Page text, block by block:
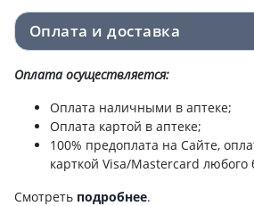
Оплата и доставка
Оплата осуществляется:
Оплата наличными в аптеке;
Оплата картой в аптеке;
100% предоплата на Сайте,
карткой Visa/Mastercard любого
Смотреть подробнее.